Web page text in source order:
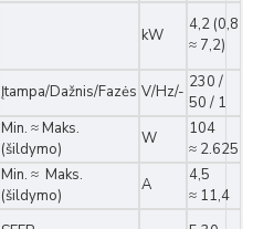
kW
4,2 (0,8
≈ 7,2)
Įtampa/Dažnis/Fazės V/Hz/- 230 /
50 / 1
Min. ≈ Maks.
(šildymo)
W
104
≈ 2.625
Min. ≈ Maks.
(šildymo)
A
4,5
≈ 11,4